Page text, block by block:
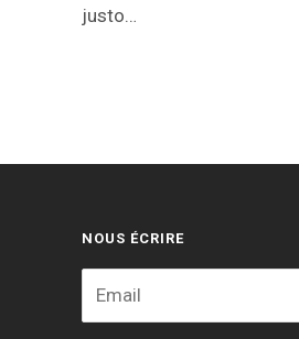
justo…
NOUS ÉCRIRE